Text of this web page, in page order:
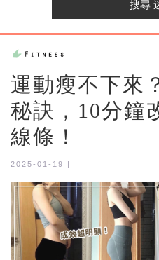
運動瘦不下來
秘訣，10分鐘
線條！
2025-01-19 |